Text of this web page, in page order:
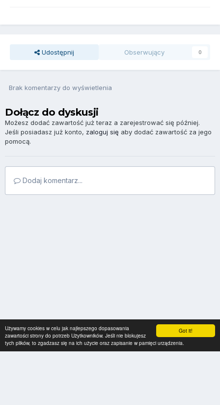
Got it!
Używamy cookies w celu jak najlepszego dopasowania
zawartości strony do potrzeb Użytkowników. Jeśli nie blokujesz
tych plików, to zgadzasz się na ich użycie oraz zapisanie w pamięci urządzenia.
Udostępnij Obserwujący 0
Brak komentarzy do wyświetlenia
Dołącz do dyskusji
Możesz dodać zawartość już teraz a zarejestrować się później.
Jeśli posiadasz już konto, zaloguj się aby dodać zawartość za jego
pomocą.
Dodaj komentarz...